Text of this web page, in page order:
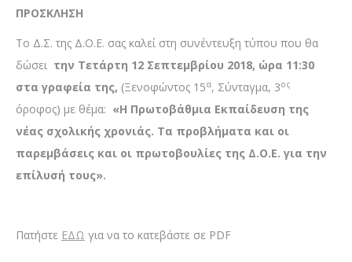
ΠΡΟΣΚΛΗΣΗ
Το Δ.Σ. της Δ.Ο.Ε. σας καλεί στη συνέντευξη τύπου που θα
δώσει την Τετάρτη 12 Σεπτεμβρίου 2018, ώρα 11:30
στα γραφεία της, (Ξενοφώντος 15α, Σύνταγμα, 3ος
όροφος) με θέμα: «Η Πρωτοβάθμια Εκπαίδευση της
νέας σχολικής χρονιάς. Τα προβλήματα και οι
παρεμβάσεις και οι πρωτοβουλίες της Δ.Ο.Ε. για την
επίλυσή τους».
Πατήστε ΕΔΩ για να το κατεβάστε σε PDF